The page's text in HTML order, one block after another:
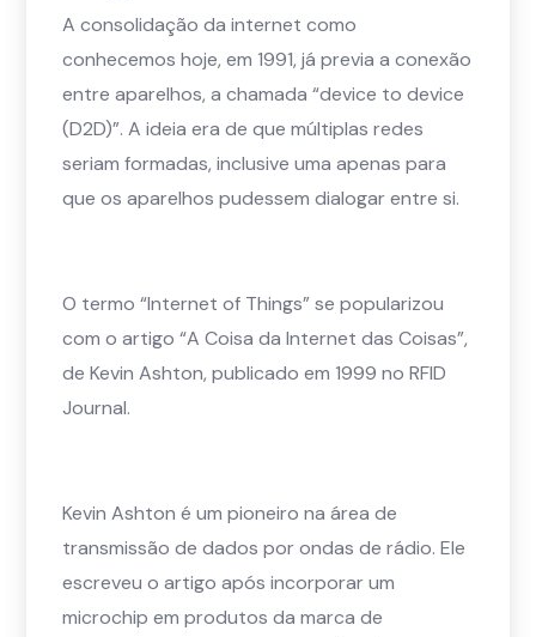
A consolidação da internet como
conhecemos hoje, em 1991, já previa a conexão
entre aparelhos, a chamada “device to device
(D2D)”. A ideia era de que múltiplas redes
seriam formadas, inclusive uma apenas para
que os aparelhos pudessem dialogar entre si.
O termo “Internet of Things” se popularizou
com o artigo “A Coisa da Internet das Coisas”,
de Kevin Ashton, publicado em 1999 no RFID
Journal.
Kevin Ashton é um pioneiro na área de
transmissão de dados por ondas de rádio. Ele
escreveu o artigo após incorporar um
microchip em produtos da marca de